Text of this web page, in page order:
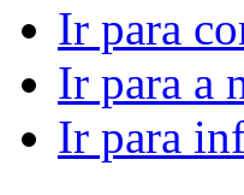
Ir para
Ir para a
Ir para